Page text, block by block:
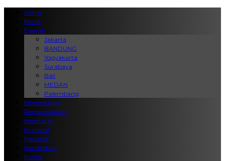
Home
Bisnis
Daerah
Jakarta
BANDUNG
Yogyakarta
Surabaya
Bali
MEDAN
Palembang
Internasional
Pemerintahan
Kesehatan
Kriminal
Nasional
Pendidikan
Politik